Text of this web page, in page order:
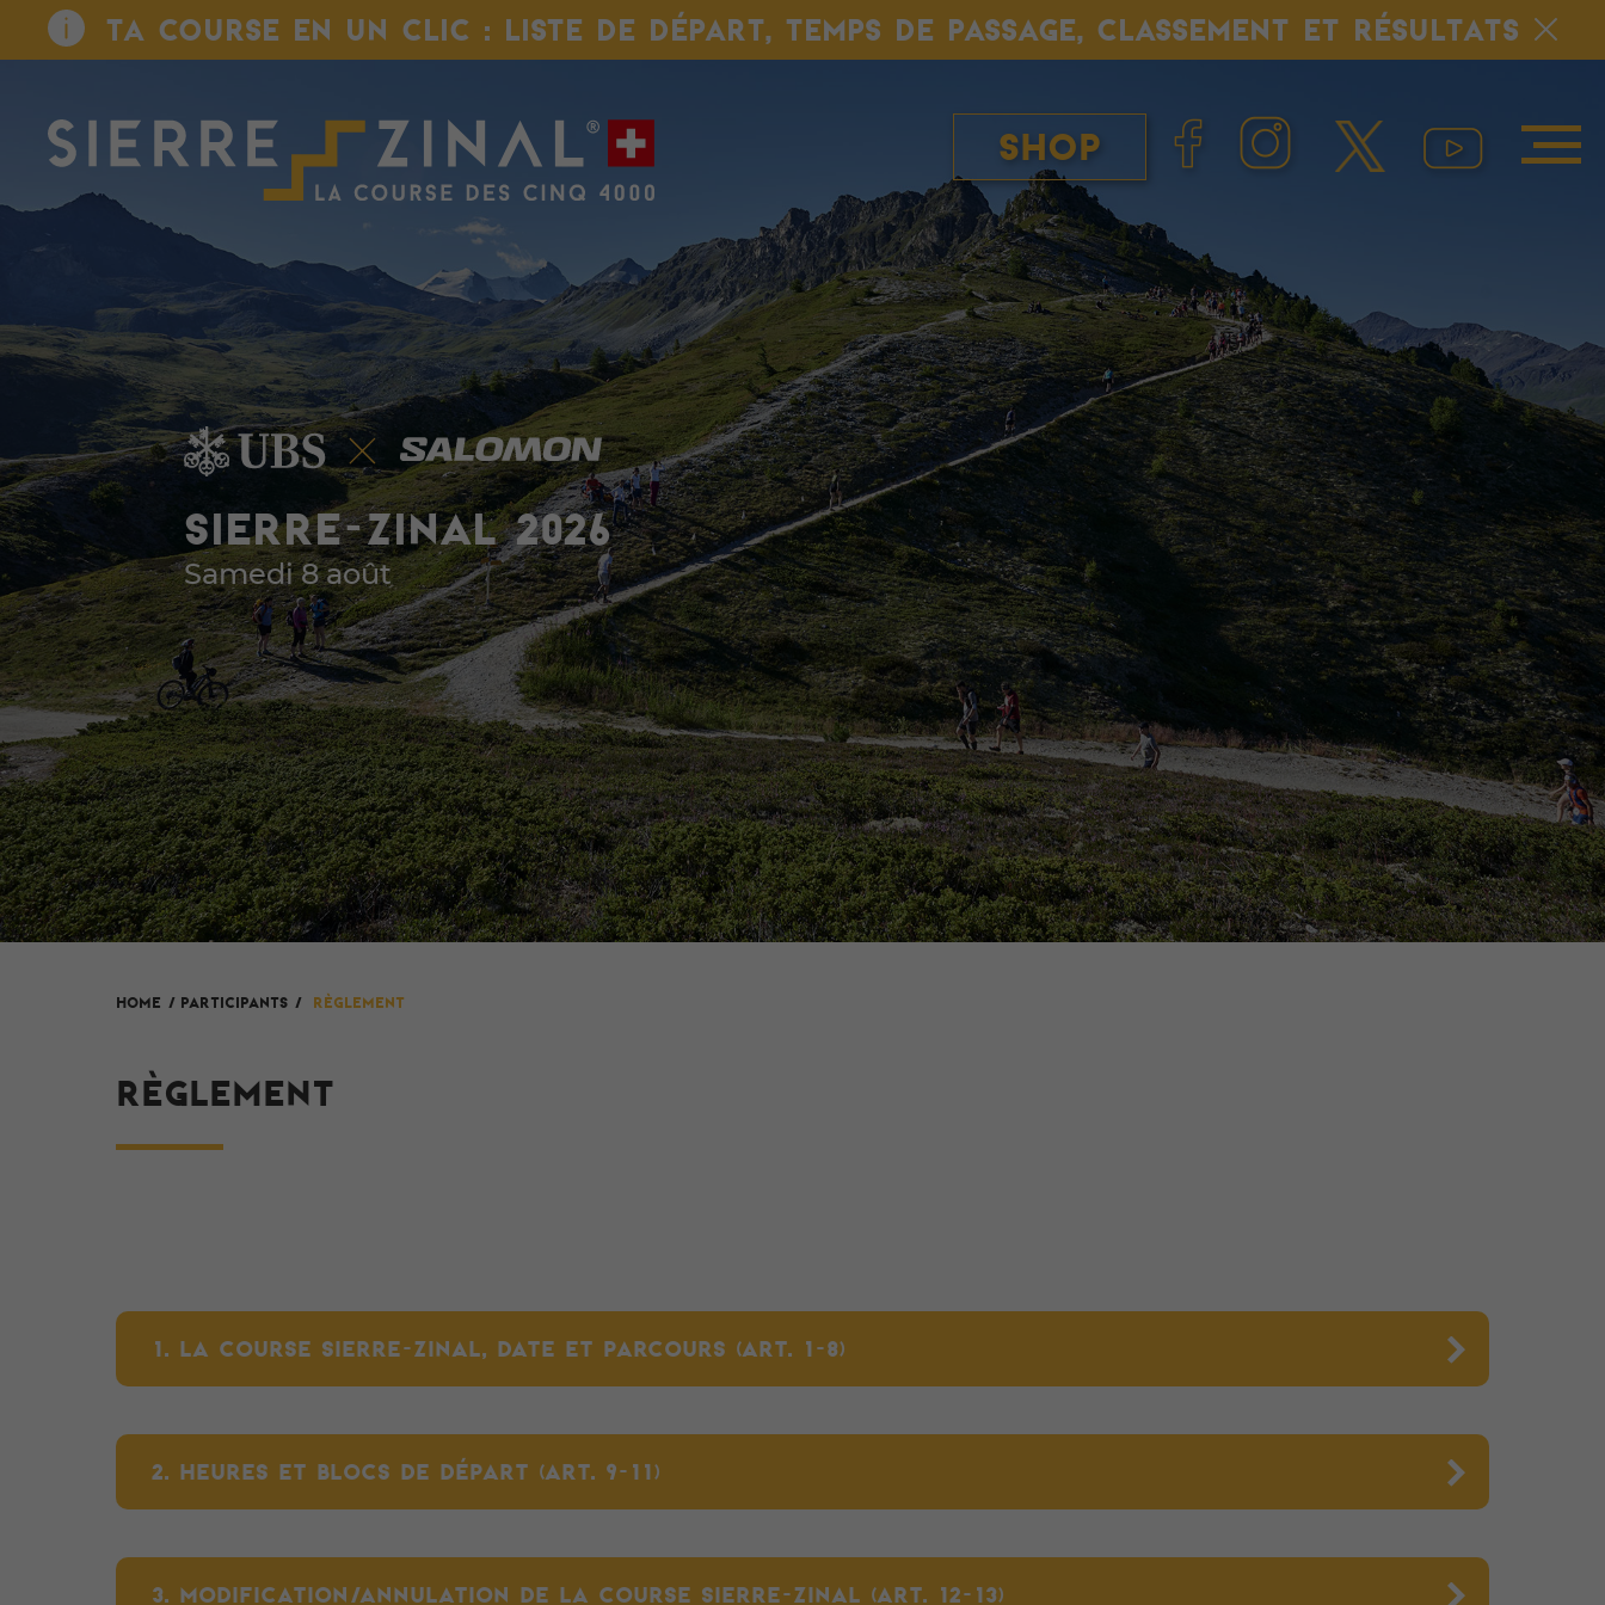
TA COURSE EN UN CLIC : LISTE DE DÉPART, TEMPS DE PASSAGE, CLASSEMENT ET RÉSULTATS
SIERRE-ZINAL 2026
Samedi 8 août
Shop
HOME / Participants / Règlement
RÈGLEMENT
1. LA COURSE SIERRE-ZINAL, DATE ET PARCOURS (ART. 1-8)
2. HEURES ET BLOCS DE DÉPART (ART. 9-11)
3. MODIFICATION/ANNULATION DE LA COURSE SIERRE-ZINAL (ART. 12-13)